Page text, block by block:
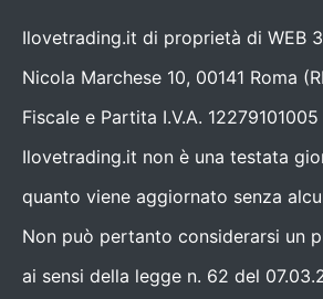
Ilovetrading.it di proprietà di WEB
Nicola Marchese 10, 00141 Roma
Fiscale e Partita I.V.A. 12279101005
Ilovetrading.it non è una testata
quanto viene aggiornato senza
Non può pertanto considerarsi un
ai sensi della legge n. 62 del